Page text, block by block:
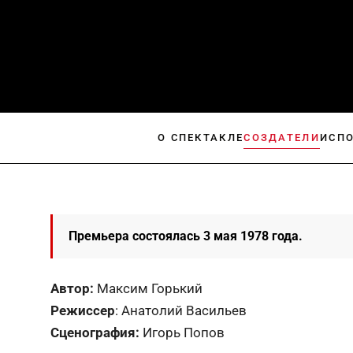
О СПЕКТАКЛЕСОЗДАТЕЛИ
Премьера состоялась 3 мая 1978 года.
Автор: Максим Горький
Режиссер: Анатолий Васильев
Сценография: Игорь Попов